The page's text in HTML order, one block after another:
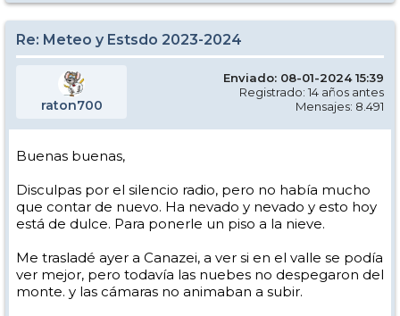
Re: Meteo y Estsdo 2023-2024
raton700
Enviado: 08-01-2024 15:39
Registrado: 14 años antes
Mensajes: 8.491
Buenas buenas,
Disculpas por el silencio radio, pero no había mucho
que contar de nuevo. Ha nevado y nevado y esto hoy
está de dulce. Para ponerle un piso a la nieve.
Me trasladé ayer a Canazei, a ver si en el valle se podía
ver mejor, pero todavía las nuebes no despegaron del
monte. y las cámaras no animaban a subir.